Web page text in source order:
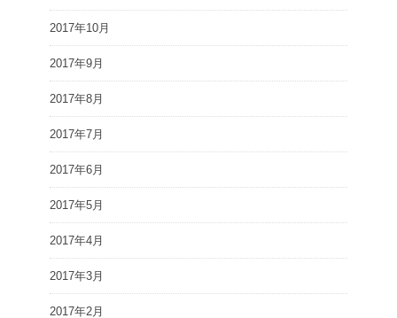
2017年10月
2017年9月
2017年8月
2017年7月
2017年6月
2017年5月
2017年4月
2017年3月
2017年2月